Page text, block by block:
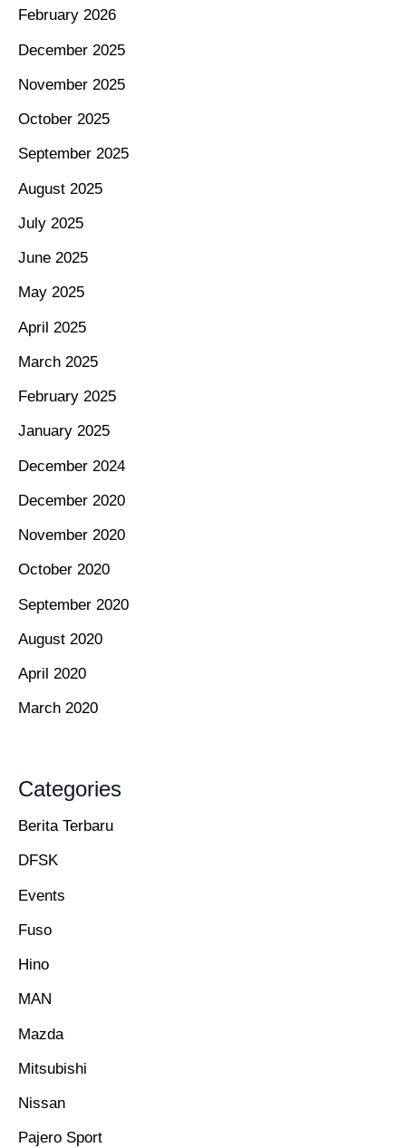
February 2026
December 2025
November 2025
October 2025
September 2025
August 2025
July 2025
June 2025
May 2025
April 2025
March 2025
February 2025
January 2025
December 2024
December 2020
November 2020
October 2020
September 2020
August 2020
April 2020
March 2020
Categories
Berita Terbaru
DFSK
Events
Fuso
Hino
MAN
Mazda
Mitsubishi
Nissan
Pajero Sport